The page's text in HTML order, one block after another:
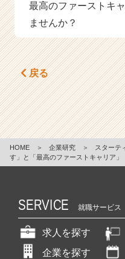
最高のファーストキ
ませんか？
戻る
HOME ＞ 企業研究 ＞
スターテ
す」と「最高のファーストキャリア」
SERVICE 就職サービス
求人を探す
企業を探す